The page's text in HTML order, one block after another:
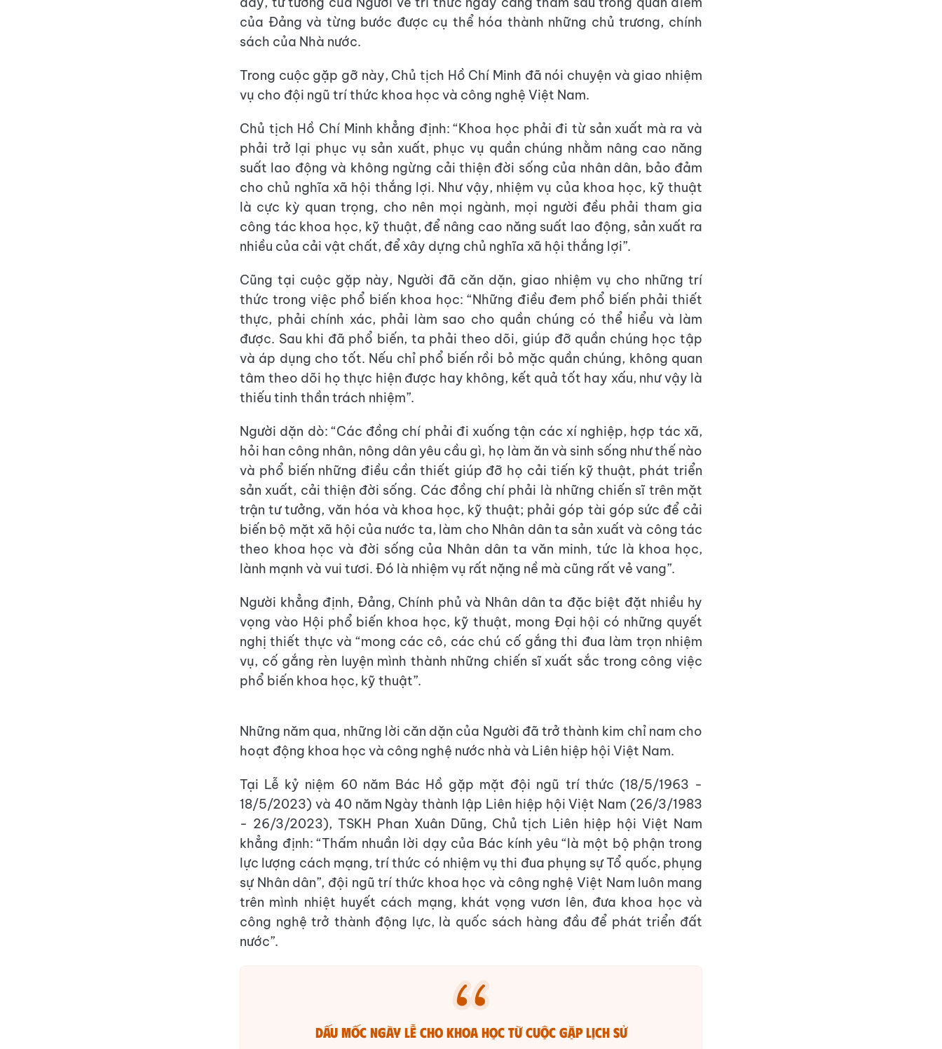
của Đảng và từng bước được cụ thể hóa thành những chủ trương, chính
sách của Nhà nước.
Trong cuộc gặp gỡ này, Chủ tịch Hồ Chí Minh đã nói chuyện và giao nhiệm
vụ cho đội ngũ trí thức khoa học và công nghệ Việt Nam.
Chủ tịch Hồ Chí Minh khẳng định: “Khoa học phải đi từ sản xuất mà ra và
phải trở lại phục vụ sản xuất, phục vụ quần chúng nhằm nâng cao năng
suất lao động và không ngừng cải thiện đời sống của nhân dân, bảo đảm
cho chủ nghĩa xã hội thắng lợi. Như vậy, nhiệm vụ của khoa học, kỹ thuật
là cực kỳ quan trọng, cho nên mọi ngành, mọi người đều phải tham gia
công tác khoa học, kỹ thuật, để nâng cao năng suất lao động, sản xuất ra
nhiều của cải vật chất, để xây dựng chủ nghĩa xã hội thắng lợi”.
Cũng tại cuộc gặp này, Người đã căn dặn, giao nhiệm vụ cho những trí
thức trong việc phổ biến khoa học: “Những điều đem phổ biến phải thiết
thực, phải chính xác, phải làm sao cho quần chúng có thể hiểu và làm
được. Sau khi đã phổ biến, ta phải theo dõi, giúp đỡ quần chúng học tập
và áp dụng cho tốt. Nếu chỉ phổ biến rồi bỏ mặc quần chúng, không quan
tâm theo dõi họ thực hiện được hay không, kết quả tốt hay xấu, như vậy là
thiếu tinh thần trách nhiệm”.
Người dặn dò: “Các đồng chí phải đi xuống tận các xí nghiệp, hợp tác xã,
hỏi han công nhân, nông dân yêu cầu gì, họ làm ăn và sinh sống như thế nào
và phổ biến những điều cần thiết giúp đỡ họ cải tiến kỹ thuật, phát triển
sản xuất, cải thiện đời sống. Các đồng chí phải là những chiến sĩ trên mặt
trận tư tưởng, văn hóa và khoa học, kỹ thuật; phải góp tài góp sức để cải
biến bộ mặt xã hội của nước ta, làm cho Nhân dân ta sản xuất và công tác
theo khoa học và đời sống của Nhân dân ta văn minh, tức là khoa học,
lành mạnh và vui tươi. Đó là nhiệm vụ rất nặng nề mà cũng rất vẻ vang”.
Người khẳng định, Đảng, Chính phủ và Nhân dân ta đặc biệt đặt nhiều hy
vọng vào Hội phổ biến khoa học, kỹ thuật, mong Đại hội có những quyết
nghị thiết thực và “mong các cô, các chú cố gắng thi đua làm trọn nhiệm
vụ, cố gắng rèn luyện mình thành những chiến sĩ xuất sắc trong công việc
phổ biến khoa học, kỹ thuật”.
Những năm qua, những lời căn dặn của Người đã trở thành kim chỉ nam cho
hoạt động khoa học và công nghệ nước nhà và Liên hiệp hội Việt Nam.
Tại Lễ kỷ niệm 60 năm Bác Hồ gặp mặt đội ngũ trí thức (18/5/1963 -
18/5/2023) và 40 năm Ngày thành lập Liên hiệp hội Việt Nam (26/3/1983
- 26/3/2023), TSKH Phan Xuân Dũng, Chủ tịch Liên hiệp hội Việt Nam
khẳng định: “Thấm nhuần lời dạy của Bác kính yêu “là một bộ phận trong
lực lượng cách mạng, trí thức có nhiệm vụ thi đua phụng sự Tổ quốc, phụng
sự Nhân dân”, đội ngũ trí thức khoa học và công nghệ Việt Nam luôn mang
trên mình nhiệt huyết cách mạng, khát vọng vươn lên, đưa khoa học và
công nghệ trở thành động lực, là quốc sách hàng đầu để phát triển đất
nước”.
Dấu mốc ngày lễ cho khoa học từ cuộc gặp lịch sử